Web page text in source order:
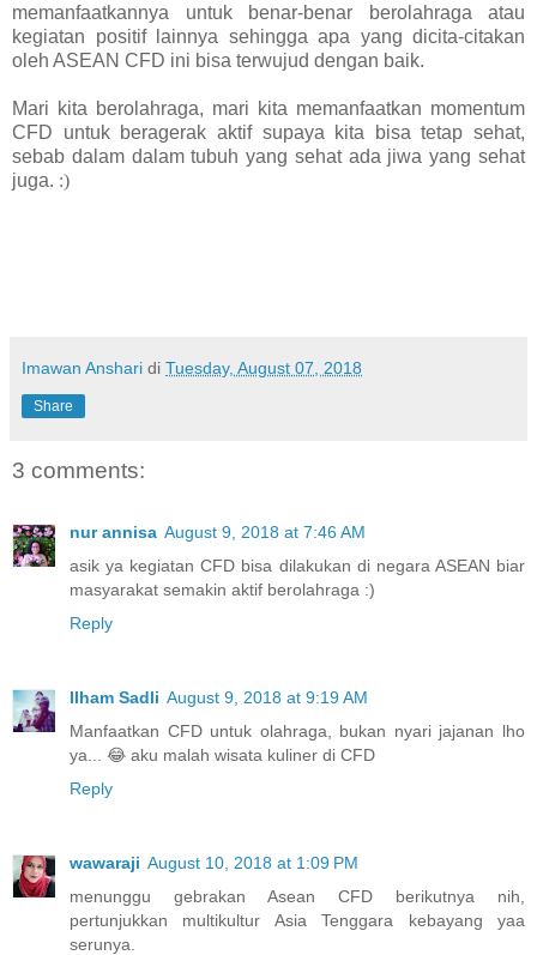
memanfaatkannya untuk benar-benar berolahraga atau
kegiatan positif lainnya sehingga apa yang dicita-citakan
oleh ASEAN CFD ini bisa terwujud dengan baik.
Mari kita berolahraga, mari kita memanfaatkan momentum
CFD untuk beragerak aktif supaya kita bisa tetap sehat,
sebab dalam dalam tubuh yang sehat ada jiwa yang sehat
juga. :)
Imawan Anshari di Tuesday, August 07, 2018
Share
3 comments:
nur annisa August 9, 2018 at 7:46 AM
asik ya kegiatan CFD bisa dilakukan di negara ASEAN biar
masyarakat semakin aktif berolahraga :)
Reply
Ilham Sadli August 9, 2018 at 9:19 AM
Manfaatkan CFD untuk olahraga, bukan nyari jajanan lho
ya... 😂 aku malah wisata kuliner di CFD
Reply
wawaraji August 10, 2018 at 1:09 PM
menunggu gebrakan Asean CFD berikutnya nih,
pertunjukkan multikultur Asia Tenggara kebayang yaa
serunya.